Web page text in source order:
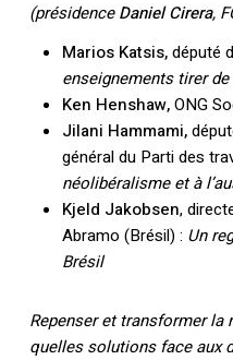
(présidenceDaniel Cirera,
Marios Katsis,député
enseignements tirer
Ken Henshaw,ONG
Jilani Hammami,
général du Parti des
néolibéralisme et à
Kjeld Jakobsen,
Abramo (Brésil) : Un
Brésil
Repenser et transformer
quelles solutions face aux